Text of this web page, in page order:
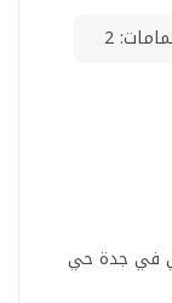
2
في جدة حي